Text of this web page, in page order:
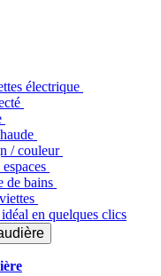
électrique
/ couleur
de bains
en quelques clics